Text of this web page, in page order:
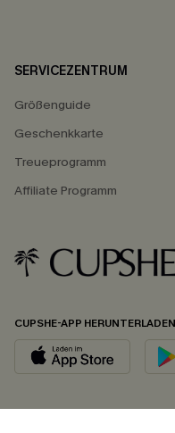
SERVICEZENTRUM
Größenguide
Geschenkkarte
Treueprogramm
Affiliate Programm
CUPSHE-APP HERUNTERLADEN